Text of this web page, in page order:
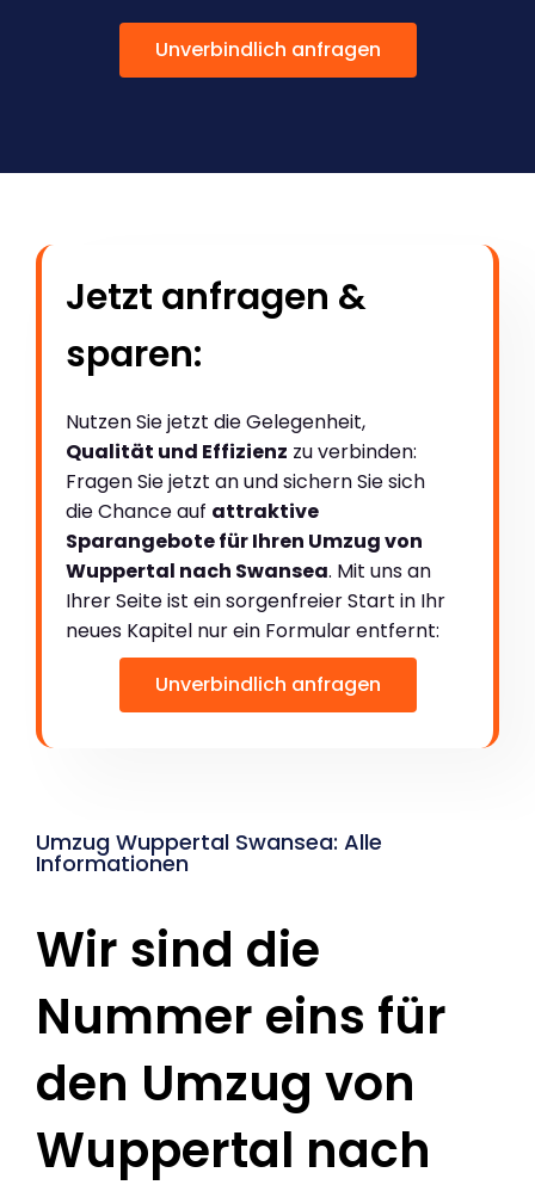
Unverbindlich anfragen
Jetzt anfragen &
sparen:
Nutzen Sie jetzt die Gelegenheit,
Qualität und Effizienz zu verbinden:
Fragen Sie jetzt an und sichern Sie sich
die Chance auf attraktive
Sparangebote für Ihren Umzug von
Wuppertal nach Swansea. Mit uns an
Ihrer Seite ist ein sorgenfreier Start in Ihr
neues Kapitel nur ein Formular entfernt:
Unverbindlich anfragen
Umzug Wuppertal Swansea: Alle
Informationen
Wir sind die
Nummer eins für
den Umzug von
Wuppertal nach